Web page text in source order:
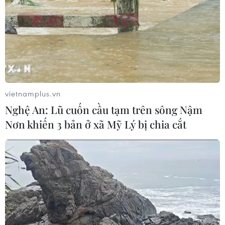
06/08/2026 09:03
Giá vàng tăng phiên thứ tư liên tiếp,
chạm mức cao nhất trong 7 tuần
06/08/2026 08:36
Xăng dầu trong nước đồng loạt giảm,
E10RON95-III xuống còn 22.324
đồng/lít
06/08/2026 08:07
Kim ngạch thương mại
song phương giữa hai nước Việt Nam
và Thái Lan
vietnamplus.vn
Nghệ An: Lũ cuốn cầu tạm trên sông Nậm
Nơn khiến 3 bản ở xã Mỹ Lý bị chia cắt